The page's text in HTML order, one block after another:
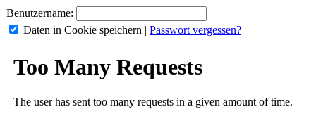
Benutzername:
Daten in Cookie speichern | Passwort vergessen?